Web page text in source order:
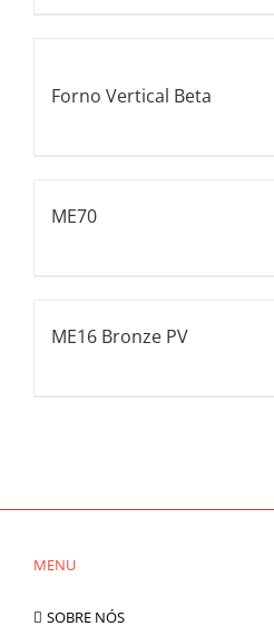
Forno Vertical Beta
ME70
ME16 Bronze PV
MENU
SOBRE NÓS